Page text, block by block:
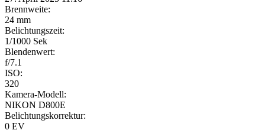
Brennweite:
24 mm
Belichtungszeit:
1/1000 Sek
Blendenwert:
f/7.1
ISO:
320
Kamera-Modell:
NIKON D800E
Belichtungskorrektur:
0 EV